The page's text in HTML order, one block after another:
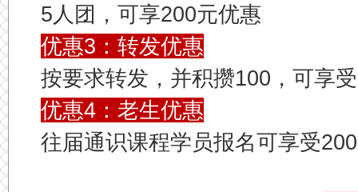
5人团，可享200元优惠
优惠3：转发优惠
按要求转发，并积攒100，可享
优惠4：老生优惠
往届通识课程学员报名可享受